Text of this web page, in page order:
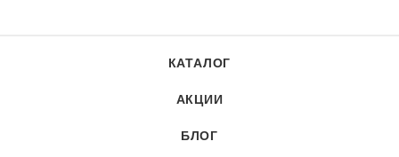
КАТАЛОГ
АКЦИИ
БЛОГ